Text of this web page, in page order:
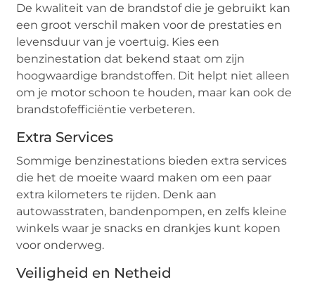
De kwaliteit van de brandstof die je gebruikt kan
een groot verschil maken voor de prestaties en
levensduur van je voertuig. Kies een
benzinestation dat bekend staat om zijn
hoogwaardige brandstoffen. Dit helpt niet alleen
om je motor schoon te houden, maar kan ook de
brandstofefficiëntie verbeteren.
Extra Services
Sommige benzinestations bieden extra services
die het de moeite waard maken om een paar
extra kilometers te rijden. Denk aan
autowasstraten, bandenpompen, en zelfs kleine
winkels waar je snacks en drankjes kunt kopen
voor onderweg.
Veiligheid en Netheid